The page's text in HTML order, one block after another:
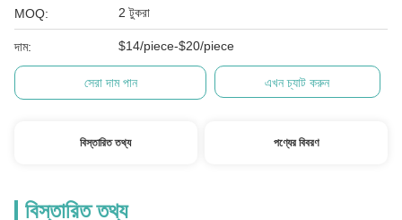
MOQ: 2 টুকরা
দাম: $14/piece-$20/piece
সেরা দাম পান এখন চ্যাট করুন
বিস্তারিত তথ্য পণ্যের বিবরণ
বিস্তারিত তথ্য